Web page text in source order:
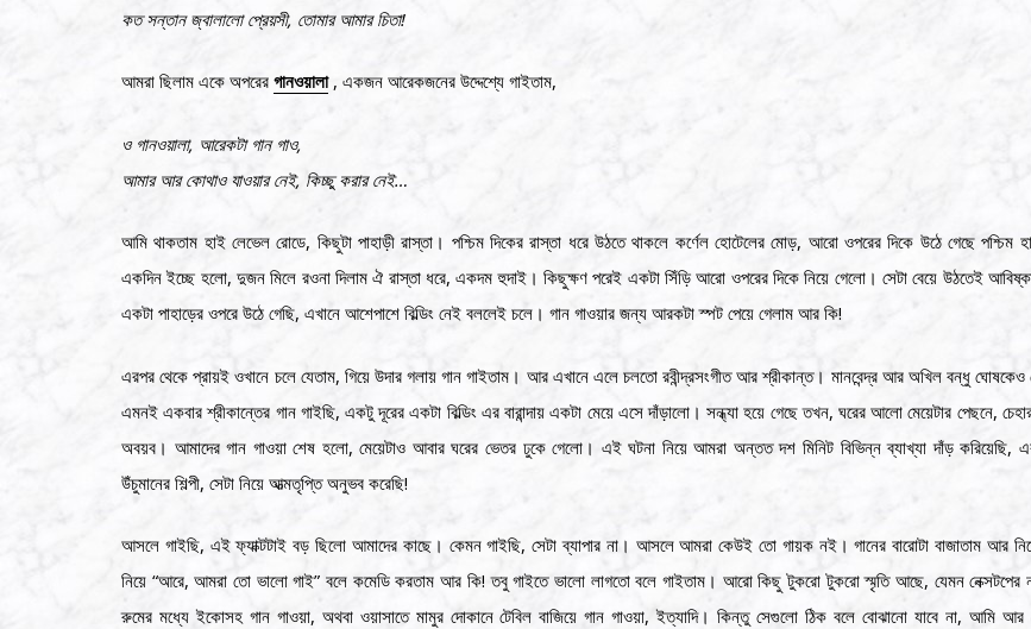
কত সন্তান জ্বালালো প্রেয়সী, তোমার আমার চিতা!
আমরা ছিলাম একে অপরের গানওয়ালা, একজন আরেকজনের উদ্দেশ্যে গাইতাম,
ও গানওয়ালা, আরেকটা গান গাও,
আমার আর কোথাও যাওয়ার নেই, কিচ্ছু করার নেই…
আমি থাকতাম হাই লেভেল রোডে, কিছুটা পাহাড়ী রাস্তা। পশ্চিম দিকের রাস্তা ধরে উঠতে থাকলে কর্ণেল হোটেলের মোড়, আরো ওপরের দিকে উঠে গেছে পশ্চিম
একদিন ইচ্ছে হলো, দুজন মিলে রওনা দিলাম ঐ রাস্তা ধরে, একদম হুদাই। কিছুক্ষণ পরেই একটা সিঁড়ি আরো ওপরের দিকে নিয়ে গেলো। সেটা বেয়ে উঠতেই
একটা পাহাড়ের ওপরে উঠে গেছি, এখানে আশেপাশে বিল্ডিং নেই বললেই চলে। গান গাওয়ার জন্য আরকটা স্পট পেয়ে গেলাম আর কি!
এরপর থেকে প্রায়ই ওখানে চলে যেতাম, গিয়ে উদার গলায় গান গাইতাম। আর এখানে এলে চলতো রবীন্দ্রসংগীত আর শ্রীকান্ত। মানবেন্দ্র আর অখিল বন্ধু ঘোষকেও
এমনই একবার শ্রীকান্তের গান গাইছি, একটু দূরের একটা বিল্ডিং এর বারান্দায় একটা মেয়ে এসে দাঁড়ালো। সন্ধ্যা হয়ে গেছে তখন, ঘরের আলো মেয়েটার পেছনে,
অবয়ব। আমাদের গান গাওয়া শেষ হলো, মেয়েটাও আবার ঘরের ভেতর ঢুকে গেলো। এই ঘটনা নিয়ে আমরা অন্তত দশ মিনিট বিভিন্ন ব্যাখ্যা দাঁড় করিয়েছি,
উঁচুমানের শিল্পী, সেটা নিয়ে আত্মতৃপ্তি অনুভব করেছি!
আসলে গাইছি, এই ফ্যাক্টটাই বড় ছিলো আমাদের কাছে। কেমন গাইছি, সেটা ব্যাপার না। আসলে আমরা কেউই তো গায়ক নই। গানের বারোটা বাজাতাম আর
নিয়ে “আরে, আমরা তো ভালো গাই” বলে কমেডি করতাম আর কি! তবু গাইতে ভালো লাগতো বলে গাইতাম। আরো কিছু টুকরো টুকরো স্মৃতি আছে, যেমন নেক্সটপের
রুমের মধ্যে ইকোসহ গান গাওয়া, অথবা ওয়াসাতে মামুর দোকানে টেবিল বাজিয়ে গান গাওয়া, ইত্যাদি। কিন্তু সেগুলো ঠিক বলে বোঝানো যাবে না, আমি